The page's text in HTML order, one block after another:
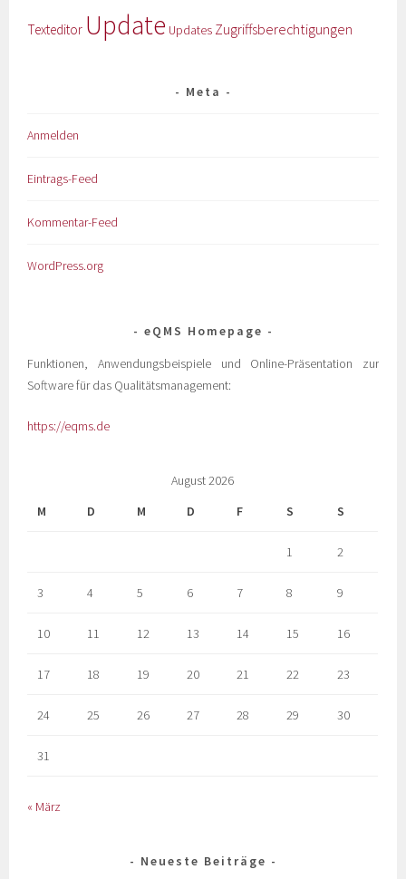
Texteditor Update Updates Zugriffsberechtigungen
Meta
Anmelden
Eintrags-Feed
Kommentar-Feed
WordPress.org
eQMS Homepage
Funktionen, Anwendungsbeispiele und Online-Präsentation zur
Software für das Qualitätsmanagement:
https://eqms.de
August 2026
M
D M D F S S
1 2
3 4 5 6 7 8 9
10 11 12 13 14 15 16
17 18 19 20 21 22 23
24 25 26 27 28 29 30
31
« März
Neueste Beiträge